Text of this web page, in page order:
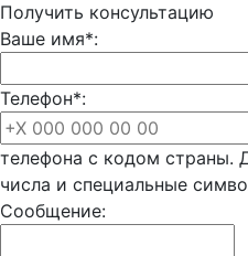
Получить консультацию
Ваше имя*:
Телефон*:
телефона с кодом страны.
числа и специальные
Сообщение: